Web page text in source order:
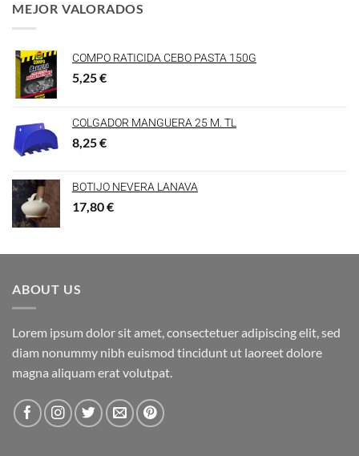
MEJOR VALORADOS
COMPO RATICIDA CEBO PASTA 150G
5,25€
COLGADOR MANGUERA 25 M. TL
8,25€
BOTIJO NEVERA LANAVA
17,80€
ABOUT US
Lorem ipsum dolor sit amet, consectetuer adipiscing elit, sed
diam nonummy nibh euismod tincidunt ut laoreet dolore
magna aliquam erat volutpat.